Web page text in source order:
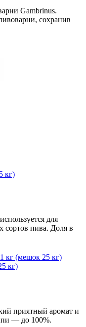
Gambrinus.
сохранив
кг)
для
сортов пива. Доля в
кг)
приятный аромат и
— до 100%.